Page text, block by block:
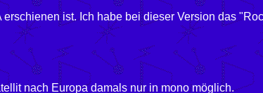
ist. Ich habe bei dieser Version das
nach Europa damals nur in mono möglich.